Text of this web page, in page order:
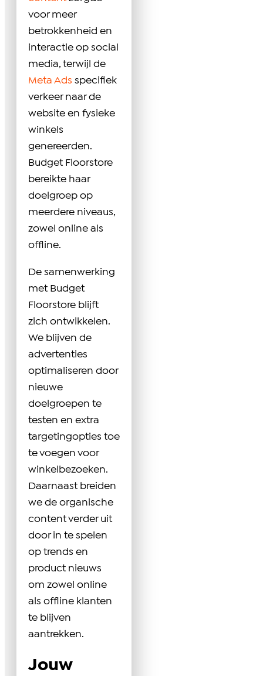
voor meer
betrokkenheid en
interactie op social
media, terwijl de
Meta Ads specifiek
verkeer naar de
website en fysieke
winkels
genereerden.
Budget Floorstore
bereikte haar
doelgroep op
meerdere niveaus,
zowel online als
offline.
De samenwerking
met Budget
Floorstore blijft
zich ontwikkelen.
We blijven de
advertenties
optimaliseren door
nieuwe
doelgroepen te
testen en extra
targetingopties toe
te voegen voor
winkelbezoeken.
Daarnaast breiden
we de organische
content verder uit
door in te spelen
op trends en
product nieuws
om zowel online
als offline klanten
te blijven
aantrekken.
Jouw